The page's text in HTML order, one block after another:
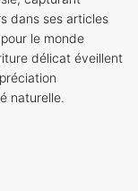
dans ses articles
le monde
délicat éveillent
naturelle.